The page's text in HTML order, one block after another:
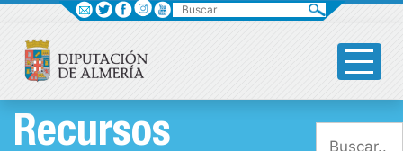
Buscar
Recursos